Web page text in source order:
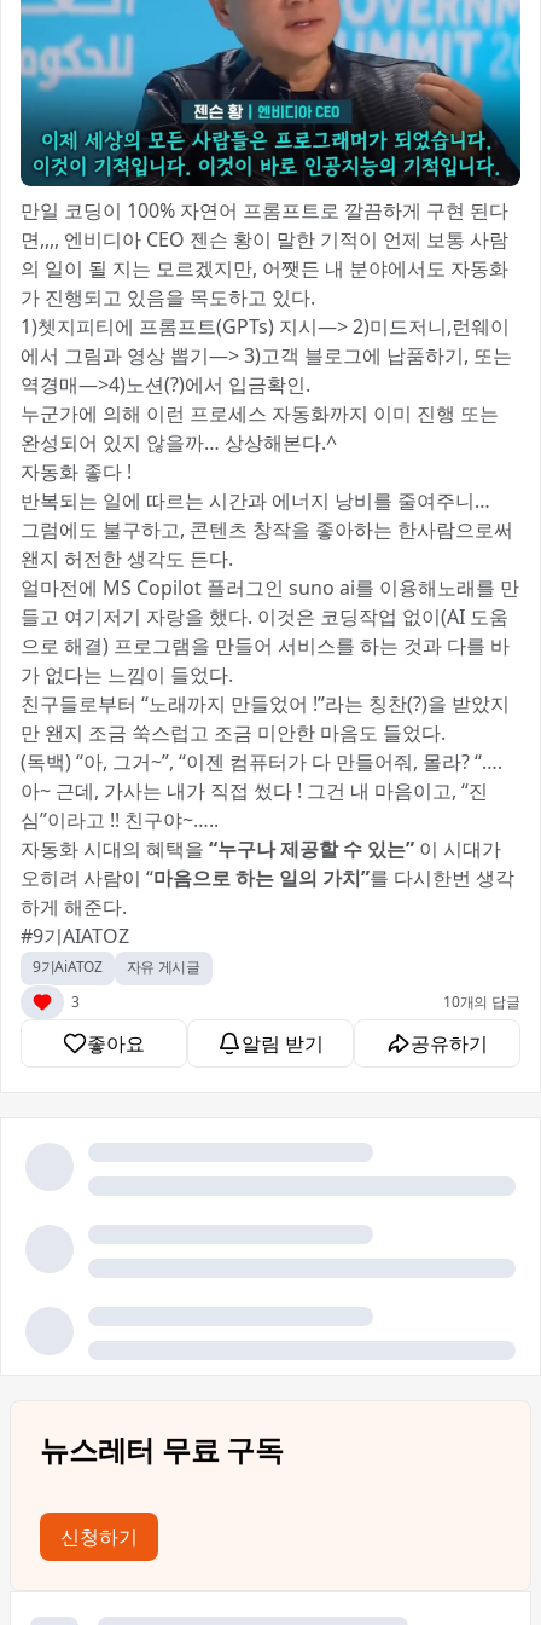
만일 코딩이 100% 자연어 프롬프트로 깔끔하게 구현 된다
면,,,, 엔비디아 CEO 젠슨 황이 말한 기적이 언제 보통 사람
의 일이 될 지는 모르겠지만, 어쨋든 내 분야에서도 자동화
가 진행되고 있음을 목도하고 있다.
1)쳇지피티에 프롬프트(GPTs) 지시—> 2)미드저니,런웨이
에서 그림과 영상 뽑기—> 3)고객 블로그에 납품하기, 또는
역경매—>4)노션(?)에서 입금확인.
누군가에 의해 이런 프로세스 자동화까지 이미 진행 또는
완성되어 있지 않을까… 상상해본다.^
자동화 좋다 !
반복되는 일에 따르는 시간과 에너지 낭비를 줄여주니…
그럼에도 불구하고, 콘텐츠 창작을 좋아하는 한사람으로써
왠지 허전한 생각도 든다.
얼마전에 MS Copilot 플러그인 suno ai를 이용해노래를 만
들고 여기저기 자랑을 했다. 이것은 코딩작업 없이(AI 도움
으로 해결) 프로그램을 만들어 서비스를 하는 것과 다를 바
가 없다는 느낌이 들었다.
친구들로부터 “노래까지 만들었어 !”라는 칭찬(?)을 받았지
만 왠지 조금 쑥스럽고 조금 미안한 마음도 들었다.
(독백) “아, 그거~”, “이젠 컴퓨터가 다 만들어줘, 몰라? “….
아~ 근데, 가사는 내가 직접 썼다 ! 그건 내 마음이고, “진
심”이라고 !! 친구야~…..
자동화 시대의 혜택을 “누구나 제공할 수 있는” 이 시대가
오히려 사람이 “마음으로 하는 일의 가치”를 다시한번 생각
하게 해준다.
#9기AIATOZ
9기AiATOZ
자유 게시글
3
10개의 답글
좋아요 알림 받기 공유하기
뉴스레터 무료 구독
신청하기